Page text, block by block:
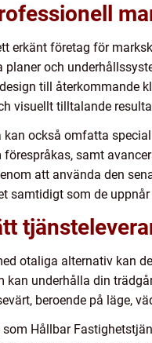
erkänt företag för
planer och
till återkommande
visuellt tilltalande
kan också omfatta
förespråkas, samt
att använda den
samtidigt som de
otaliga alternativ kan
kan underhålla din
beroende på läge,
Hållbar